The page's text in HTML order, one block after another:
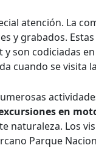
atención. La
y grabados.
son codiciadas
cuando se visita
en
naturaleza. Los
Parque